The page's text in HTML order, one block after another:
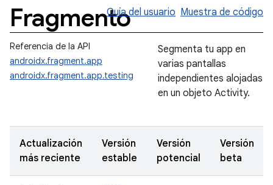
FragmentoGuía del usuario Muestra de código
Referencia de la API
androidx.fragment.app
androidx.fragment.app.testing
Segmenta tu app en
varias pantallas
independientes alojadas
en un objeto Activity.
Actualización
más reciente
Versión
estable
Versión
potencial
Versión
beta